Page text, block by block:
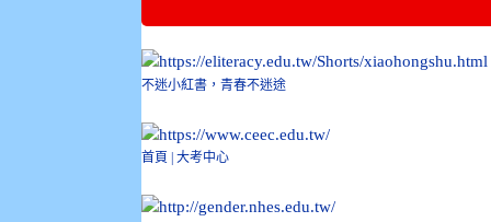
不迷小紅書，青春不迷途
首頁 | 大考中心